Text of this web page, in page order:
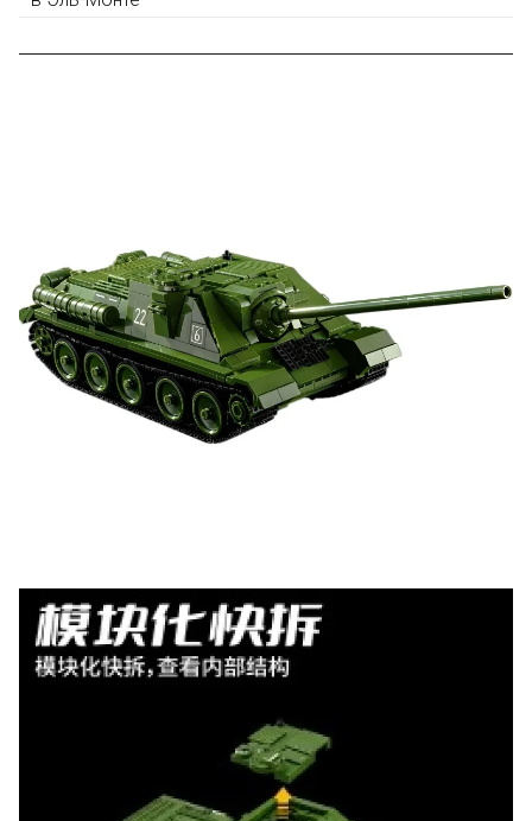
10% при покупке следующего набора (не дороже 10
Скидка за отзыв
на Яндекс.Маркете 150₽
Оставьте отзыв (не менее 50 символов) о товаре
через системуЯндекс.Маркетс обязательным
указанием номера и даты заказа в нашем магазине
и получите купон на скидку 150₽
Подробные условия всех акций и бонусов...